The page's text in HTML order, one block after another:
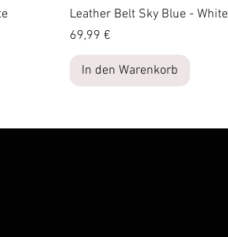
Schnellansicht
Leather Belt Sky Blue - White
Preis
69,99 €
In den Warenkorb